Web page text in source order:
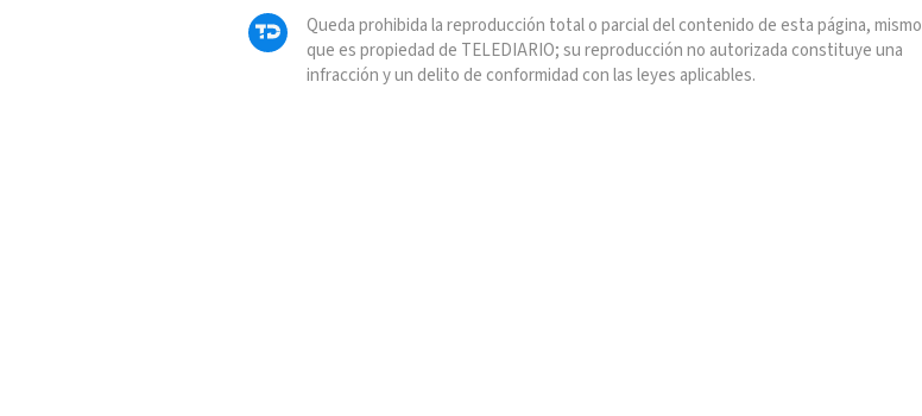
Queda prohibida la reproducción total o parcial del contenido de esta página, mismo
que es propiedad de TELEDIARIO; su reproducción no autorizada constituye una
infracción y un delito de conformidad con las leyes aplicables.